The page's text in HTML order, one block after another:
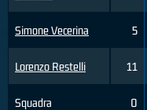
Simone Vecerina
Lorenzo Restelli
Squadra
5
11
0